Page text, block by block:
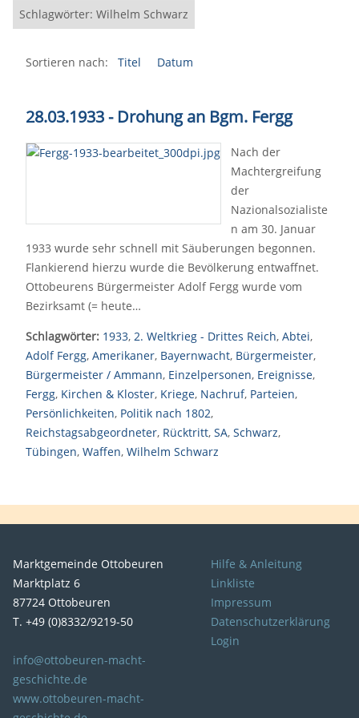
Schlagwörter: Wilhelm Schwarz
Sortieren nach: Titel Datum
28.03.1933 - Drohung an Bgm. Fergg
Nach der
Machtergreifung
der
Nazionalsozialiste
n am 30. Januar
1933 wurde sehr schnell mit Säuberungen begonnen.
Flankierend hierzu wurde die Bevölkerung entwaffnet.
Ottobeurens Bürgermeister Adolf Fergg wurde vom
Bezirksamt (= heute…
Schlagwörter: 1933, 2. Weltkrieg - Drittes Reich, Abtei,
Adolf Fergg, Amerikaner, Bayernwacht, Bürgermeister,
Bürgermeister / Ammann, Einzelpersonen, Ereignisse,
Fergg, Kirchen & Kloster, Kriege, Nachruf, Parteien,
Persönlichkeiten, Politik nach 1802,
Reichstagsabgeordneter, Rücktritt, SA, Schwarz,
Tübingen, Waffen, Wilhelm Schwarz
Marktgemeinde Ottobeuren
Marktplatz 6
87724 Ottobeuren
T. +49 (0)8332/9219-50
info@ottobeuren-macht-
geschichte.de
www.ottobeuren-macht-
Hilfe & Anleitung
Linkliste
Impressum
Datenschutzerklärung
Login